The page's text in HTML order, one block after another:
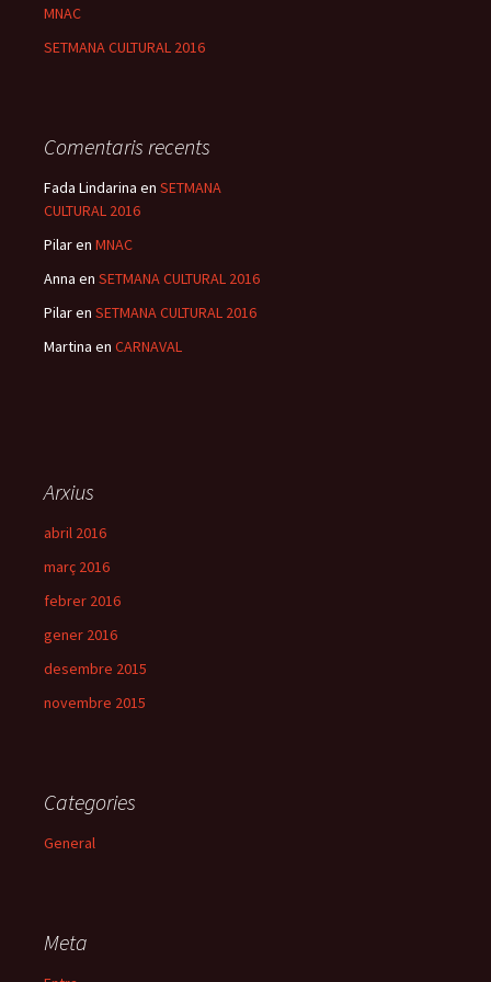
MNAC
SETMANA CULTURAL 2016
Comentaris recents
Fada Lindarina en SETMANA
CULTURAL 2016
Pilaren MNAC
Anna en SETMANA CULTURAL 2016
Pilaren SETMANA CULTURAL 2016
Martina en CARNAVAL
Arxius
abril 2016
març 2016
febrer 2016
gener 2016
desembre 2015
novembre 2015
Categories
General
Meta